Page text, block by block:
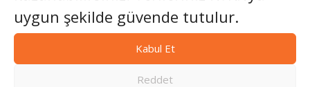
uygun şekilde güvende tutulur.
Kabul Et
Reddet
İstediğiniz zaman bizimle iletişime geçerek verilerinize
erişim, düzeltme veya silme talebinde bulunabilirsiniz.